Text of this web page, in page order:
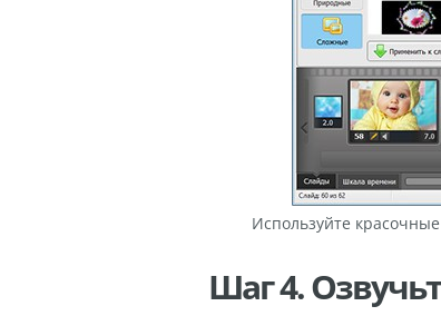
Используйте
Шаг 4.